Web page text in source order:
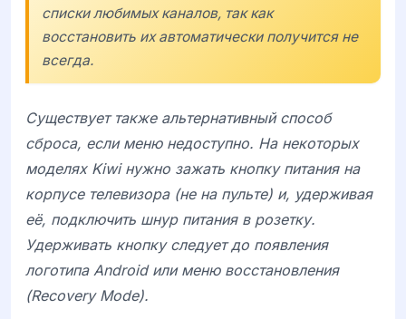
списки любимых каналов, так как
восстановить их автоматически получится не
всегда.
Существует также альтернативный способ
сброса, если меню недоступно. На некоторых
моделях Kiwiнужно зажать кнопку питания на
корпусе телевизора (не на пульте) и, удерживая
её, подключить шнур питания в розетку.
Удерживать кнопку следует до появления
логотипа Android или меню восстановления
(Recovery Mode).